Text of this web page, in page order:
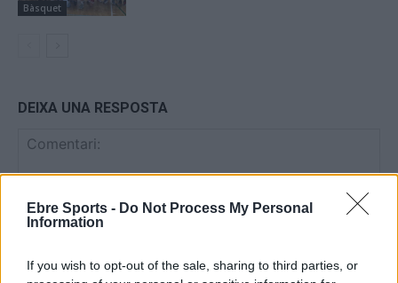
Ebre Sports - Do Not Process My Personal
Information
If you wish to opt-out of the sale, sharing to third parties, or
Bàsquet
DEIXA UNA RESPOSTA